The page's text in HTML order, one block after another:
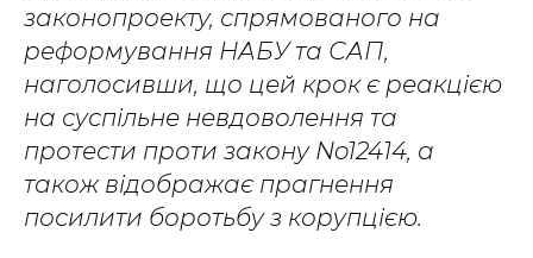
законопроекту, спрямованого на
реформування НАБУ та САП,
наголосивши, що цей крок є реакцією
на суспільне невдоволення та
протести проти закону No12414, а
також відображає прагнення
посилити боротьбу з корупцією.